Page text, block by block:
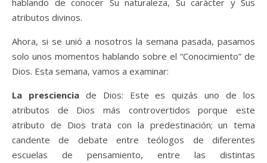
hablando de conocer Su naturaleza, Su carácter y Sus
atributos divinos.
Ahora, si se unió a nosotros la semana pasada, pasamos
solo unos momentos hablando sobre el “Conocimiento” de
Dios. Esta semana, vamos a examinar:
La prescienciade Dios: Este es quizás uno de los
atributos de Dios más controvertidos porque este
atributo de Dios trata con la predestinación; un tema
candente de debate entre teólogos de diferentes
escuelas de pensamiento, entre las distintas